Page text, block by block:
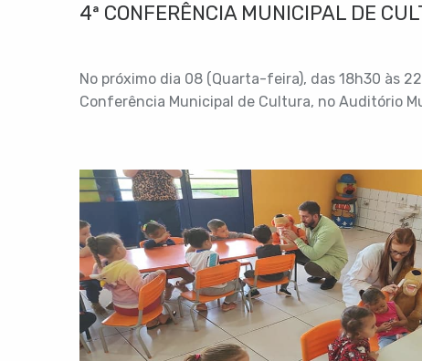
4ª CONFERÊNCIA MUNICIPAL DE
No próximo dia 08 (Quarta-feira), das 18h30 às
Conferência Municipal de Cultura, no Auditório